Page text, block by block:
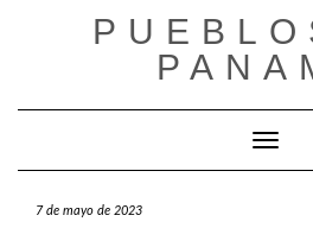
7 de mayo de 2023